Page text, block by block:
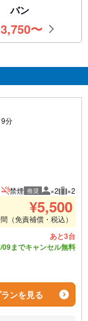
バン
円〜
分
禁煙 推奨 推奨人数
×2 推奨
×2
¥5,500
（免責補償・税込）
あと3台
09までキャンセル無料
ンを見る